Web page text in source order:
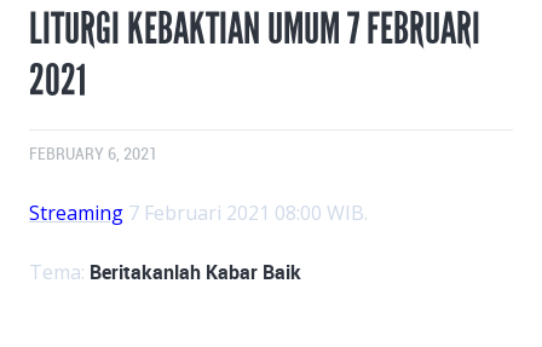
LITURGI KEBAKTIAN UMUM 7 FEBRUARI
2021
FEBRUARY 6, 2021
Streaming 7 Februari 2021 08:00 WIB.
Tema: Beritakanlah Kabar Baik